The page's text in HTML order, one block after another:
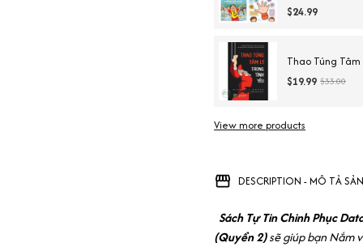
Sàng Để Đến
$24.99
Thao Túng Tâm
$19.99 $33.00
View more products
DESCRIPTION - MÔ TẢ
Sách Tự Tin Chinh Phục
(Quyển 2)sẽ giúp bạn Nắm